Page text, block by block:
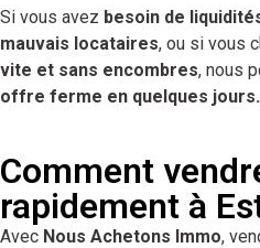
Si vous avez besoin de
mauvais locataires, ou si vous
vite et sans encombres, nous
offre ferme en quelques jours.
Comment
rapidement à
Avec Nous Achetons Immo,